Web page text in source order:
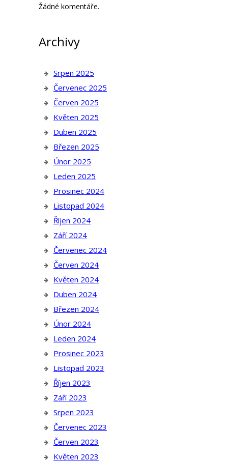
Žádné komentáře.
Archivy
Srpen 2025
Červenec 2025
Červen 2025
Květen 2025
Duben 2025
Březen 2025
Únor 2025
Leden 2025
Prosinec 2024
Listopad 2024
Říjen 2024
Září 2024
Červenec 2024
Červen 2024
Květen 2024
Duben 2024
Březen 2024
Únor 2024
Leden 2024
Prosinec 2023
Listopad 2023
Říjen 2023
Září 2023
Srpen 2023
Červenec 2023
Červen 2023
Květen 2023